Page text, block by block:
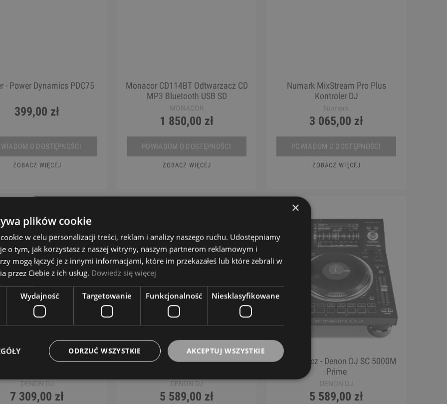
- Power Dynamics PDC75
399,00 zł
O DOSTĘPNOŚCI
ZOBACZ WIĘCEJ
Monacor CD114BT Odtwarzacz CD
MP3 Bluetooth USB SD
MONACOR
1 850,00 zł
POWIADOM O DOSTĘPNOŚCI
ZOBACZ WIĘCEJ
Numark MixStream Pro Plus
Kontroler DJ
Numark
3 065,00 zł
POWIADOM O DOSTĘPNOŚCI
ZOBACZ WIĘCEJ
- Denon DJ Prime 4
DENON DJ
7 309,00 zł
Odtwarzacz - Denon DJ SC 5000
DENON DJ
5 589,00 zł
Odtwarzacz - Denon DJ SC 5000M
Prime
DENON DJ
5 589,00 zł
×
plików cookie
w celu personalizacji treści, reklam i analizy naszego ruchu. Udostępniamy
o tym, jak korzystasz z naszej witryny, naszym partnerom reklamowym i
mogą łączyć je z innymi informacjami, które im przekazałeś lub które zebrali w
przez Ciebie z ich usług. Dowiedz się więcej
Wydajność Targetowanie Funkcjonalność Niesklasyfikowane
AKCEPTUJ WSZYSTKIE
ODRZUĆ WSZYSTKIE